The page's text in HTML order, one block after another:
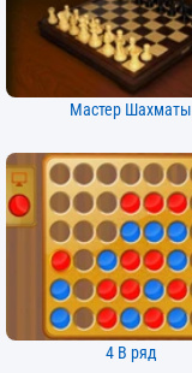
Мастер Шахматы
4 В ряд